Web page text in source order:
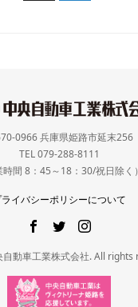
0966 兵庫県姫路市延末256
TEL 079-288-8111
時間 8：45～18：30/祝日除く）
ライバシーポリシーについて
動車工業株式会社. All rights